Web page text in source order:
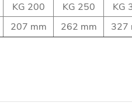
KG 200 KG 250
KG
207 mm 262 mm 327